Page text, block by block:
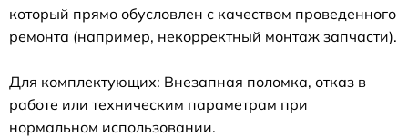
который прямо обусловлен с качеством проведенного
ремонта (например, некорректный монтаж запчасти).
Для комплектующих: Внезапная поломка, отказ в
работе или техническим параметрам при
нормальном использовании.